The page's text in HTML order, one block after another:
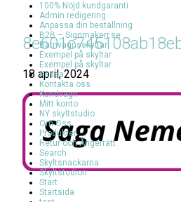
100% Nöjd kundgaranti
Admin redigering
Anpassa din beställning
B2B – Signmakerr.se
Barnvagnsskyltar
Exempel på skyltar
Exempel på skyltar
Kassa
Kontakta oss
Kundvagn
Mitt konto
NY skyltstudio
Om Oss
Produkter
Retur och Ångerrätt
Search
Skyltsnackarna
Skyltstudion
Start
Startsida
18 april, 2024